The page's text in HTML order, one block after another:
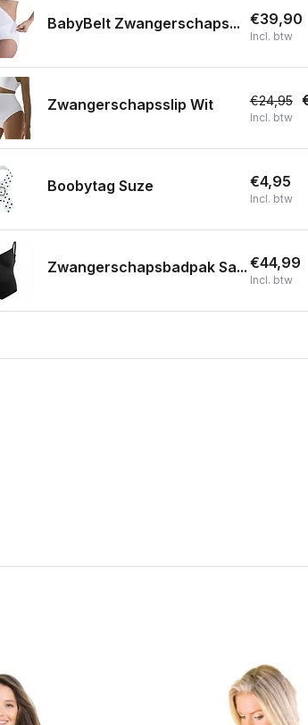
BabyBelt Zwangerschaps... €39,90
Incl. btw
Zwangerschapsslip Wit €24,95
Incl. btw
Boobytag Suze €4,95
Incl. btw
Zwangerschapsbadpak Sa... €44,99
Incl. btw